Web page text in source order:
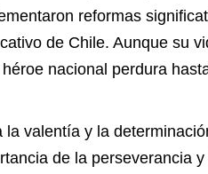
reformas
de Chile. Aunque su
nacional perdura
la valentía y la
de la perseverancia